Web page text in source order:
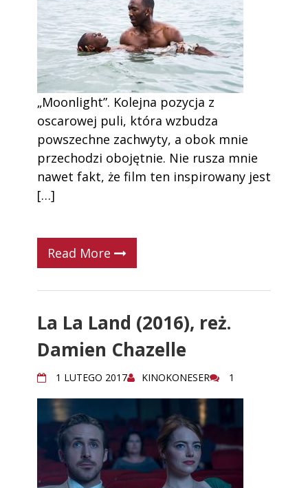
„Moonlight”. Kolejna pozycja z
oscarowej puli, która wzbudza
powszechne zachwyty, a obok mnie
przechodzi obojętnie. Nie rusza mnie
nawet fakt, że film ten inspirowany jest
[…]
Read More
La La Land (2016), reż.
Damien Chazelle
1 LUTEGO 2017 KINOKONESER 1